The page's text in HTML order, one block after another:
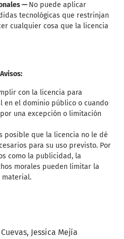
—No puede aplicar
tecnológicas que restrinjan
cualquier cosa que la licencia
Avisos:
con la licencia para
en el dominio público o cuando
una excepción o limitación
posible que la licencia no le dé
para su uso previsto. Por
como la publicidad, la
morales pueden limitar la
material.
Jessica Mejía